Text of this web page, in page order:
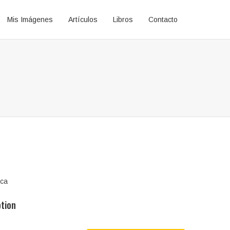
Mis Imágenes Artículos Libros Contacto